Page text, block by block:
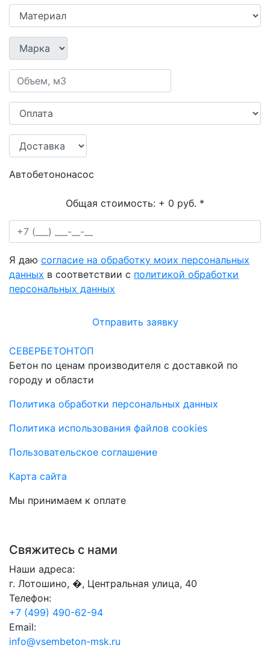
Автобетононасос
Общая стоимость: + 0 руб. *
Я даю согласие на обработку моих персональных
данных в соответствии с политикой обработки
персональных данных
Отправить заявку
СЕВЕРБЕТОНТОП
Бетон по ценам производителя с доставкой по
городу и области
Политика обработки персональных данных
Политика использования файлов cookies
Пользовательское соглашение
Карта сайта
Мы принимаем к оплате
Свяжитесь с нами
Наши адреса:
г. Лотошино, �, Центральная улица, 40
Телефон:
+7 (499) 490-62-94
Email:
info@vsembeton-msk.ru